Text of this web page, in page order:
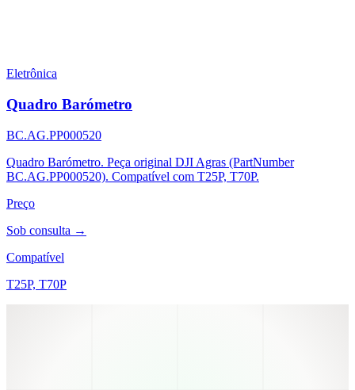
Eletrônica
Quadro Barómetro
BC.AG.PP000520
Quadro Barómetro. Peça original DJI Agras (PartNumber
BC.AG.PP000520). Compatível com T25P, T70P.
Preço
Sob consulta →
Compatível
T25P, T70P